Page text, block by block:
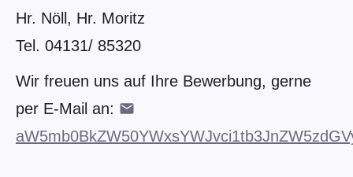
Hr. Nöll, Hr. Moritz
Tel. 04131/ 85320
Wir freuen uns auf Ihre Bewerbung, gerne
per E-Mail an: